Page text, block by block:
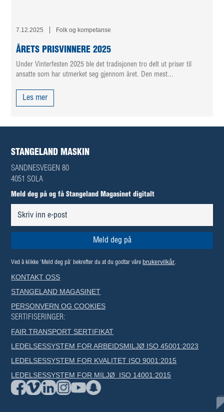
7.12.2025 Folk og kompetanse
ÅRETS PRISVINNERE 2025
Under Vinterfesten 2025 ble det tradisjonen tro delt ut priser til
ansatte som har utmerket seg gjennom året. Den mest...
Les mer
STANGELAND MASKIN
SANDNESVEGEN 80
4051 SOLA
Meld deg på og få Stangeland Magasinet digitalt
Ved å klikke 'Meld deg på' bekrefter du at du godtar våre brukervilkår.
KONTAKT OSS
STANGELAND MAGASINET
PERSONVERN OG COOKIES
SERTIFISERINGER:
FAIR TRANSPORT SERTIFIKAT
LEDELSESSYSTEM FOR ARBEIDSMILJØ ISO 45001:2023
LEDELSESSYSTEM FOR KVALITET ISO 9001:2015
LEDELSESSYSTEM FOR MILJØ ISO 14001:2015